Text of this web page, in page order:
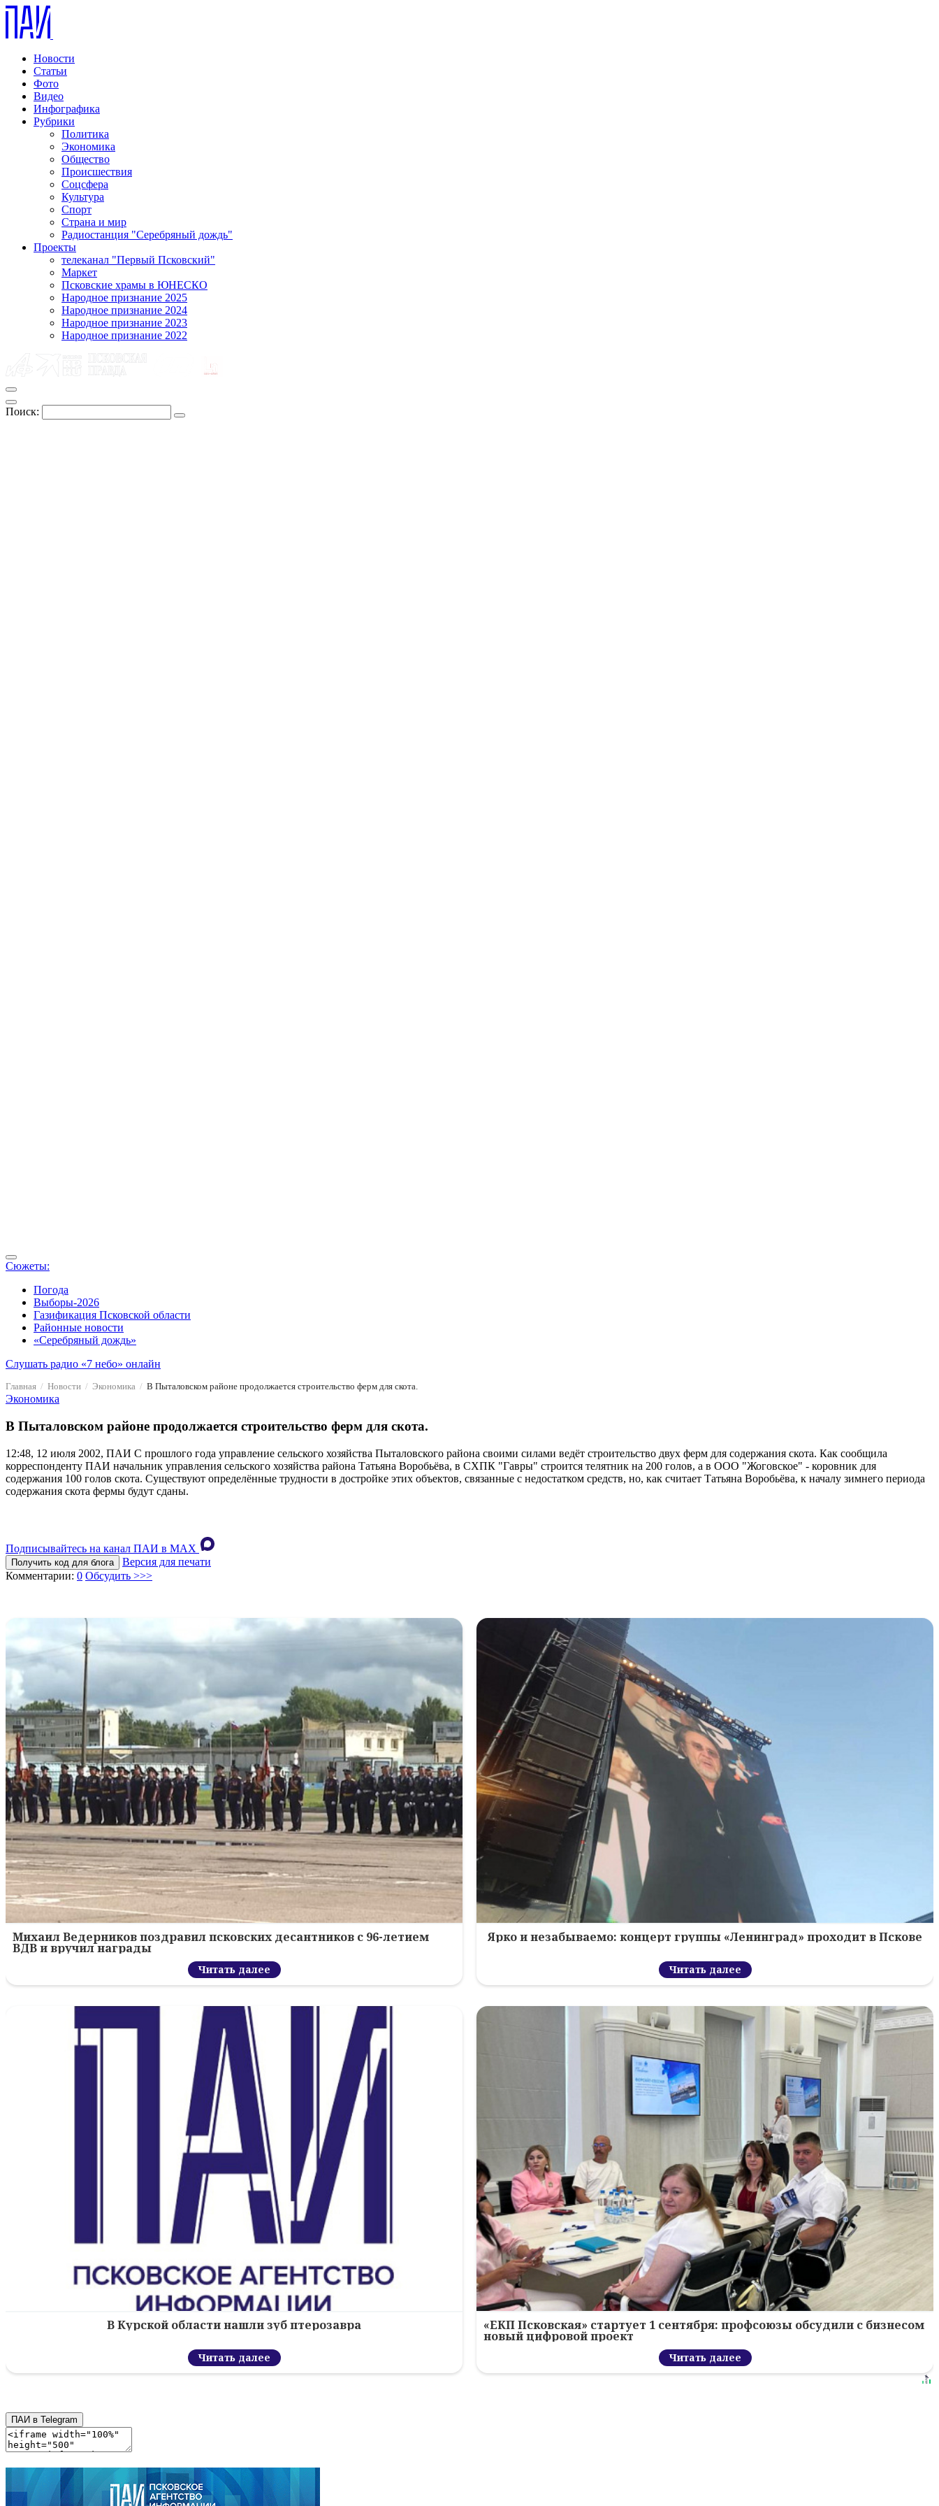
Новости
Статьи
Фото
Видео
Инфографика
Рубрики
Политика
Экономика
Общество
Происшествия
Соцсфера
Культура
Спорт
Страна и мир
Радиостанция "Серебряный дождь"
Проекты
телеканал "Первый Псковский"
Маркет
Псковские храмы в ЮНЕСКО
Народное признание 2025
Народное признание 2024
Народное признание 2023
Народное признание 2022
Поиск:
Сюжеты:
Погода
Выборы-2026
Газификация Псковской области
Районные новости
«Серебряный дождь»
Слушать радио «7 небо» онлайн
Главная Новости Экономика В Пыталовском районе продолжается строительство ферм для скота.
Экономика
В Пыталовском районе продолжается строительство ферм для скота.
12:48, 12 июля 2002, ПАИ С прошлого года управление сельского хозяйства Пыталовского района своими силами ведёт строительство двух ферм для содержания скота. Как сообщила
корреспонденту ПАИ начальник управления сельского хозяйства района Татьяна Воробьёва, в СХПК "Гавры" строится телятник на 200 голов, а в ООО "Жоговское" - коровник для
содержания 100 голов скота. Существуют определённые трудности в достройке этих объектов, связанные с недостатком средств, но, как считает Татьяна Воробьёва, к началу зимнего периода
содержания скота фермы будут сданы.
Подписывайтесь на канал ПАИ в MAХ
Получить код для блога
Версия для печати
Комментарии: 0 Обсудить >>>
Михаил Ведерников поздравил псковских десантников с 96-летием
ВДВ и вручил награды
Читать далее
Ярко и незабываемо: концерт группы «Ленинград» проходит в Пскове
Читать далее
В Курской области нашли зуб птерозавра
Читать далее
«ЕКП Псковская» стартует 1 сентября: профсоюзы обсудили с бизнесом
новый цифровой проект
Читать далее
ПАИ в Telegram